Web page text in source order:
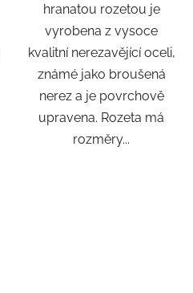
hranatou rozetou je
vyrobena z vysoce
kvalitní nerezavějící oceli,
známé jako broušená
nerez a je povrchově
upravena. Rozeta má
rozměry...